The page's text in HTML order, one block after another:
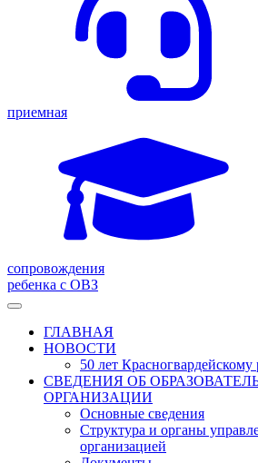
приемная
сопровождения
ребенка с ОВЗ
ГЛАВНАЯ
НОВОСТИ
50 лет Красногвардейскому
СВЕДЕНИЯ ОБ
ОРГАНИЗАЦИИ
Основные сведения
Структура и органы
организацией